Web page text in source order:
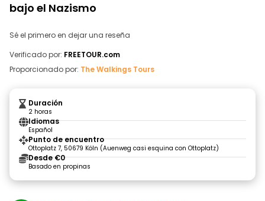
bajo el Nazismo
Sé el primero en dejar una reseña
Verificado por: FREETOUR.com
Proporcionado por: The Walkings Tours
Duración
2 horas
Idiomas
Español
Punto de encuentro
Ottoplatz 7, 50679 Köln (Auenweg casi esquina con Ottoplatz)
Desde €0
Basado en propinas